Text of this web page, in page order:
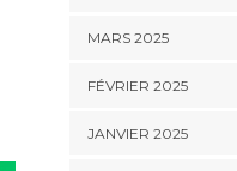
MARS 2025
FÉVRIER 2025
JANVIER 2025